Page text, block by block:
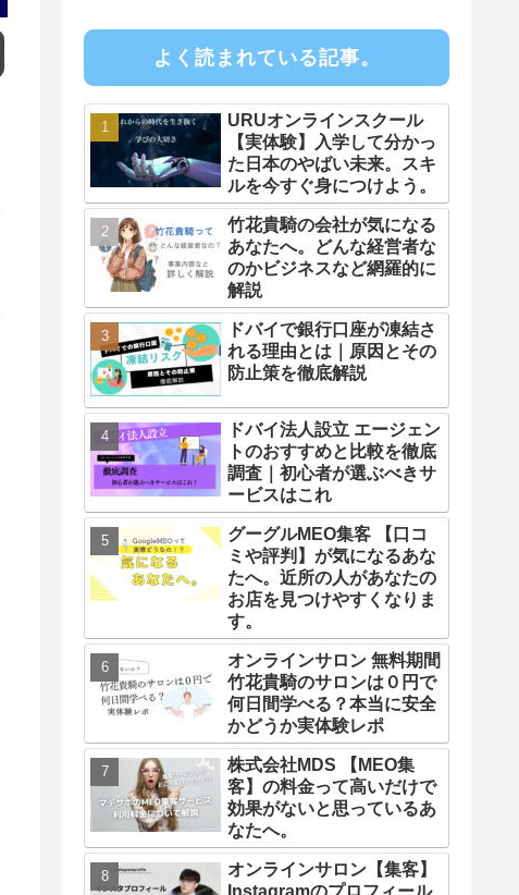
よく読まれている記事。
URUオンラインスクール
【実体験】入学して分かっ
た日本のやばい未来。スキ
ルを今すぐ身につけよう。
竹花貴騎の会社が気になる
あなたへ。どんな経営者な
のかビジネスなど網羅的に
解説
ドバイで銀行口座が凍結さ
れる理由とは｜原因とその
防止策を徹底解説
ドバイ法人設立 エージェン
トのおすすめと比較を徹底
調査｜初心者が選ぶべきサ
ービスはこれ
グーグルMEO集客 【口コ
ミや評判】が気になるあな
たへ。近所の人があなたの
お店を見つけやすくなりま
す。
オンラインサロン 無料期間
竹花貴騎のサロンは０円で
何日間学べる？本当に安全
かどうか実体験レポ
株式会社MDS 【MEO集
客】の料金って高いだけで
効果がないと思っているあ
なたへ。
オンラインサロン【集客】